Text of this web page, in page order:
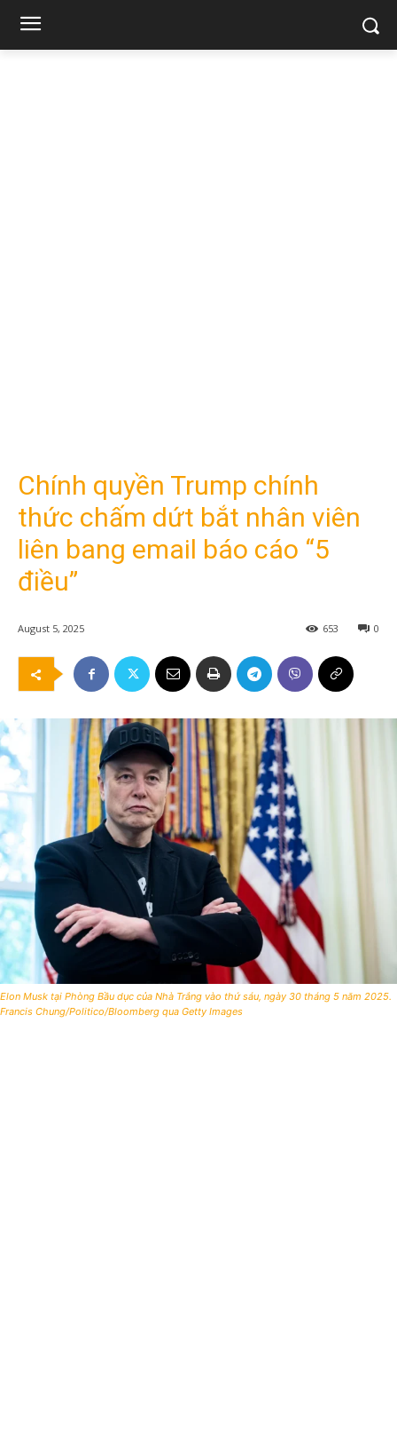
Chính quyền Trump chính
thức chấm dứt bắt nhân viên
liên bang email báo cáo “5
điều”
August 5, 2025 0
653
Elon Musk tại Phòng Bầu dục của Nhà Trắng vào thứ sáu, ngày 30 tháng 5 năm 2025.
Francis Chung/Politico/Bloomberg qua Getty Images